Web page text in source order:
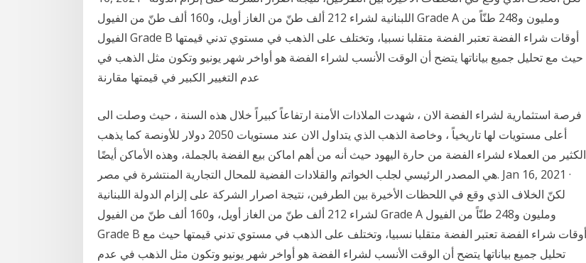
اللبنانية لشراء 212 ألف طنّ من الغاز أويل، و160 ألف طنّ من الفيول Grade A ومليون و248 طنّاً من
الفيول Grade B أوقات شراء الفضة تعتبر الفضة متقلبا نسبيا، وتختلف على الذهب في مستوي تدني قيمتها
حيث مع تحليل جميع بياناتها يتضح أن الوقت الأنسب لشراء الفضة هو أواخر شهر يونيو وتكون مثل الذهب في
عدم التغيير الكبير في قيمتها مقارنة
فرصة استثمارية لشراء الفضة الان ، شهدت الملاذات الأمنة ارتفاعاً كبيراً خلال هذه السنة ، حيث وصلت الى
أعلى مستويات لها تاريخياً ، وخاصة الذهب الذي يتداول الان عند مستويات 2050 دولار للأونصة كما يذهب
الكثير من العملاء لشراء الفضة من حارة اليهود حيث أنه من أهم اماكن بيع الفضة بالجملة، وهذه الأماكن أيضًا
هي المصدر الرئيسي لجلب الخواتم والقلادات الفضية للمحال التجارية المنتشرة في مصر. Jan 16, 2021 ·
لكنّ الخلاف الذي وقع في اللحظات الأخيرة بين الطرفين، نتيجة اصرار الشركة على إلزام الدولة اللبنانية
لشراء 212 ألف طنّ من الغاز أويل، و160 ألف طنّ من الفيول Grade A ومليون و248 طنّاً من الفيول
Grade B أوقات شراء الفضة تعتبر الفضة متقلبا نسبيا، وتختلف على الذهب في مستوي تدني قيمتها حيث مع
تحليل جميع بياناتها يتضح أن الوقت الأنسب لشراء الفضة هو أواخر شهر يونيو وتكون مثل الذهب في عدم